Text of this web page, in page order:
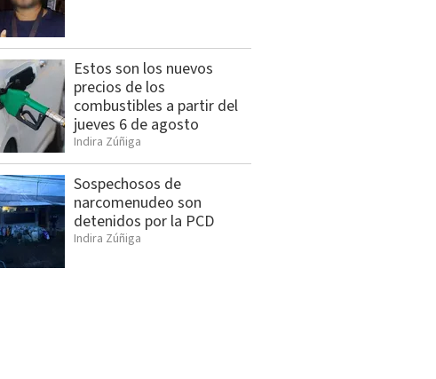
Estos son los nuevos
precios de los
combustibles a partir del
jueves 6 de agosto
Indira Zúñiga
Sospechosos de
narcomenudeo son
detenidos por la PCD
Indira Zúñiga